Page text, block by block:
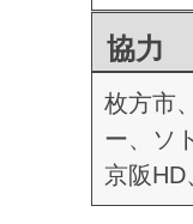
協力
枚方市
ー、ソ
京阪HD